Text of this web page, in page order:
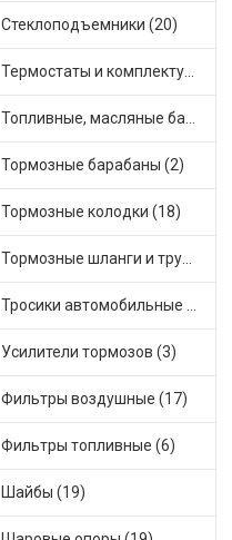
Стеклоподъемники (20)
Термостаты и комплектующие системы охлаждения (55)
Топливные, масляные баки (1)
Тормозные барабаны (2)
Тормозные колодки (18)
Тормозные шланги и трубки (5)
Тросики автомобильные (23)
Усилители тормозов (3)
Фильтры воздушные (17)
Фильтры топливные (6)
Шайбы (19)